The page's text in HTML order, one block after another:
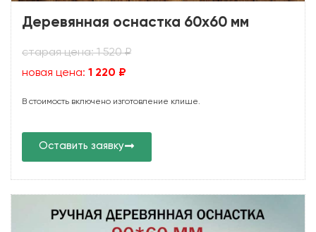
Деревянная оснастка 60х60 мм
старая цена: 1 520 ₽
новая цена: 1 220 ₽
В стоимость включено изготовление клише.
Оставить заявку